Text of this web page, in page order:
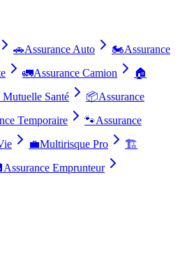
🚗Assurance Auto 🏍️Assurance
🚛Assurance Camion
🏠
Mutuelle Santé 📦Assurance
Temporaire 🐾Assurance
💼Multirisque Pro
🏗️
Assurance Emprunteur